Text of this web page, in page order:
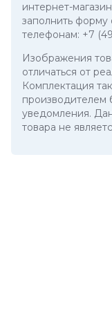
интернет-
заполнить форму
телефонам: +7
Изображения
отличаться от
Комплектация
производителем
уведомления.
товара не